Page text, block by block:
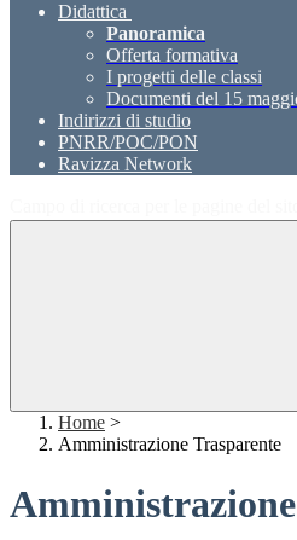
Didattica
Panoramica
Offerta formativa
I progetti delle classi
Documenti del 15
Indirizzi di studio
PNRR/POC/PON
Ravizza Network
Home >
Amministrazione Trasparente